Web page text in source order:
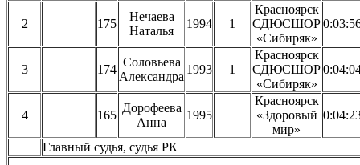
2 175
Нечаева
Наталья
1994 1
Красноярск
СДЮСШОР
«Сибиряк»
3 174
Соловьева
Александра
1993 1
Красноярск
СДЮСШОР
«Сибиряк»
4 165
Дорофеева
Анна
1995
Красноярск
«Здоровый
мир»
Главный судья, судья